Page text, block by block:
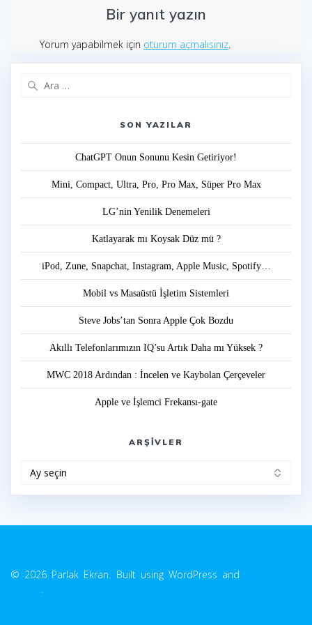
Bir yanıt yazın
Yorum yapabilmek için oturum açmalısınız.
SON YAZILAR
ChatGPT Onun Sonunu Kesin Getiriyor!
Mini, Compact, Ultra, Pro, Pro Max, Süper Pro Max
LG’nin Yenilik Denemeleri
Katlayarak mı Koysak Düz mü ?
iPod, Zune, Snapchat, Instagram, Apple Music, Spotify…
Mobil vs Masaüstü İşletim Sistemleri
Steve Jobs’tan Sonra Apple Çok Bozdu
Akıllı Telefonlarımızın IQ’su Artık Daha mı Yüksek ?
MWC 2018 Ardından : İncelen ve Kaybolan Çerçeveler
Apple ve İşlemci Frekansı-gate
ARŞIVLER
© 2026 Parlak Ekran. Built using WordPress and
.